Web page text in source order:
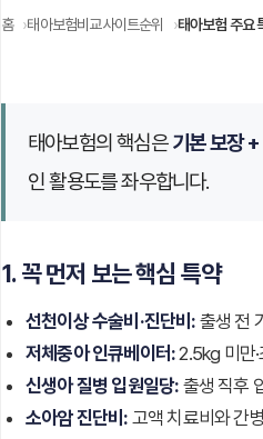
홈 태아보험비교사이트순위 태아보험 주요
태아보험의 핵심은기본 보장
인 활용도를 좌우합니다.
1. 꼭 먼저 보는 핵심 특약
선천이상 수술비·진단비: 출생 전
저체중아 인큐베이터:2.5kg 미만·
신생아 질병 입원일당: 출생 직후
소아암 진단비: 고액 치료비와 간